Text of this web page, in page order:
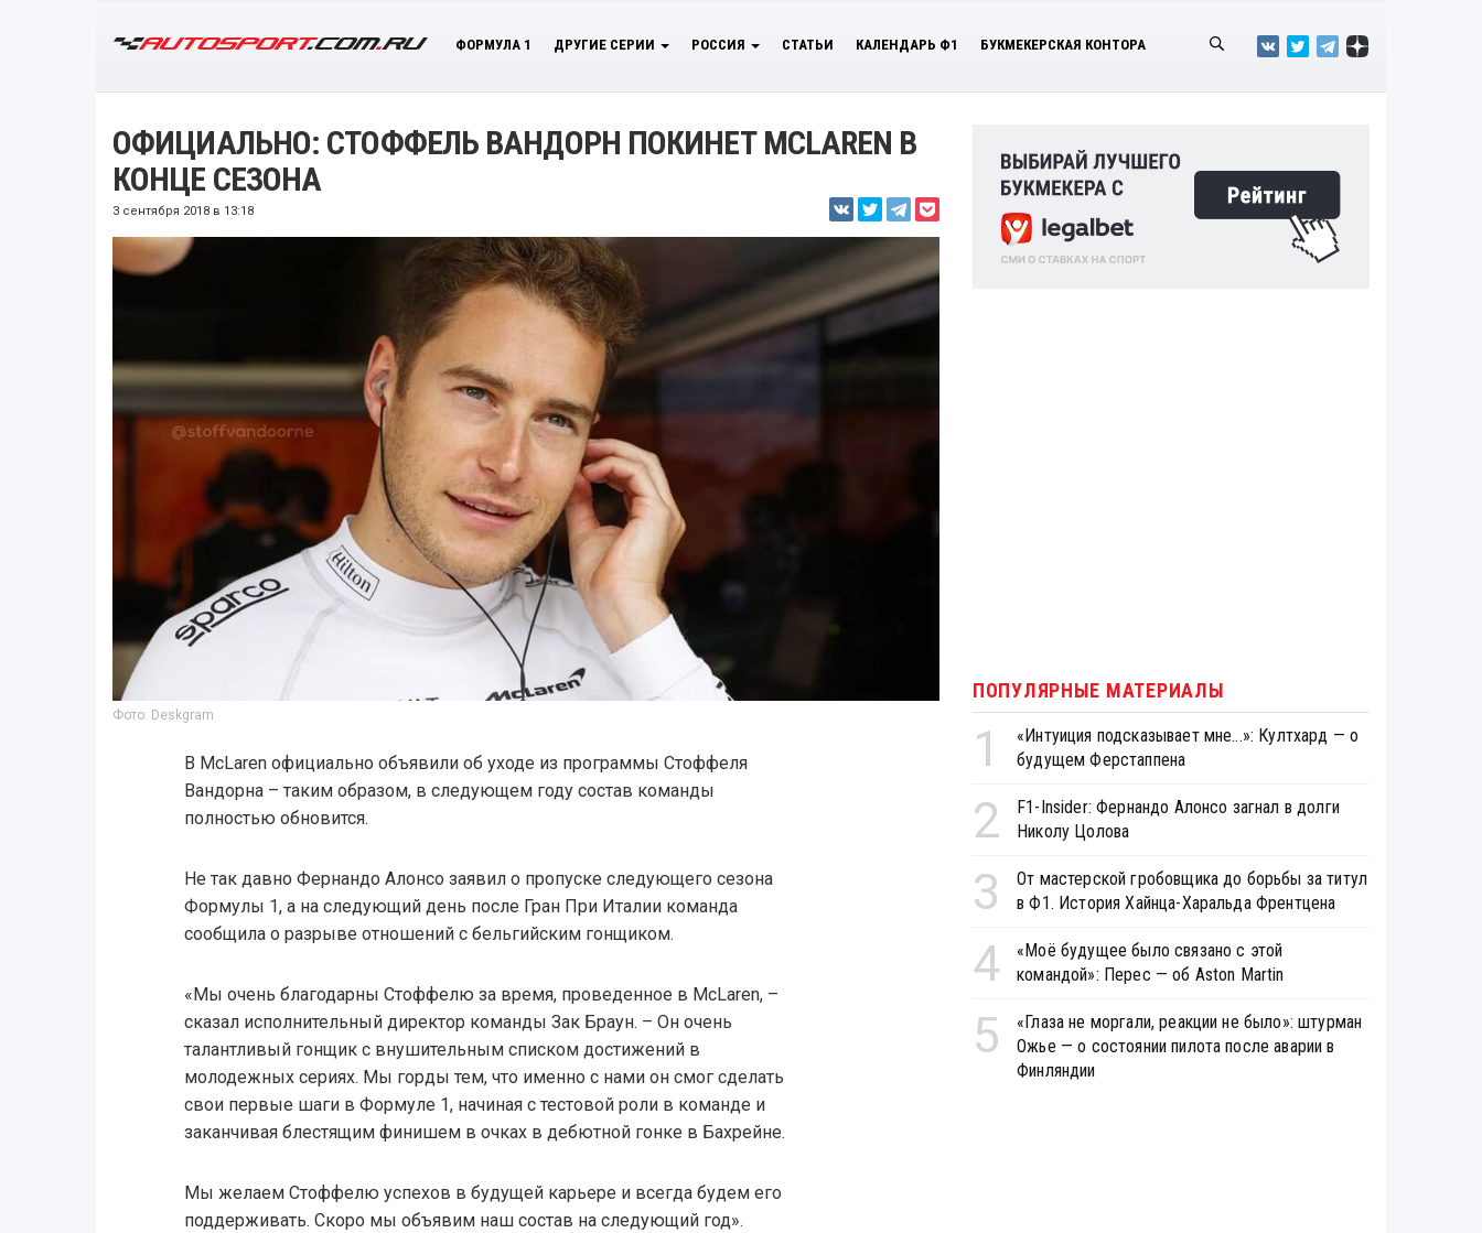
ФОРМУЛА 1 ДРУГИЕ СЕРИИ РОССИЯ СТАТЬИ КАЛЕНДАРЬ Ф1 БУКМЕКЕРСКАЯ КОНТОРА
ОФИЦИАЛЬНО: СТОФФЕЛЬ ВАНДОРН ПОКИНЕТ MCLAREN В
КОНЦЕ СЕЗОНА
3 сентября 2018 в 13:18
Фото: Deskgram
В McLaren официально объявили об уходе из программы Стоффеля
Вандорна – таким образом, в следующем году состав команды
полностью обновится.
Не так давно Фернандо Алонсо заявил о пропуске следующего сезона
Формулы 1, а на следующий день после Гран При Италии команда
сообщила о разрыве отношений с бельгийским гонщиком.
«Мы очень благодарны Стоффелю за время, проведенное в McLaren, –
сказал исполнительный директор команды Зак Браун. – Он очень
талантливый гонщик с внушительным списком достижений в
молодежных сериях. Мы горды тем, что именно с нами он смог сделать
свои первые шаги в Формуле 1, начиная с тестовой роли в команде и
заканчивая блестящим финишем в очках в дебютной гонке в Бахрейне.
Мы желаем Стоффелю успехов в будущей карьере и всегда будем его
поддерживать. Скоро мы объявим наш состав на следующий год».
ПОПУЛЯРНЫЕ МАТЕРИАЛЫ
1
«Интуиция подсказывает мне...»: Култхард — о
будущем Ферстаппена
2
F1-Insider: Фернандо Алонсо загнал в долги
Николу Цолова
3
От мастерской гробовщика до борьбы за титул
в Ф1. История Хайнца-Харальда Френтцена
4
«Моё будущее было связано с этой
командой»: Перес — об Aston Martin
5
«Глаза не моргали, реакции не было»: штурман
Ожье — о состоянии пилота после аварии в
Финляндии